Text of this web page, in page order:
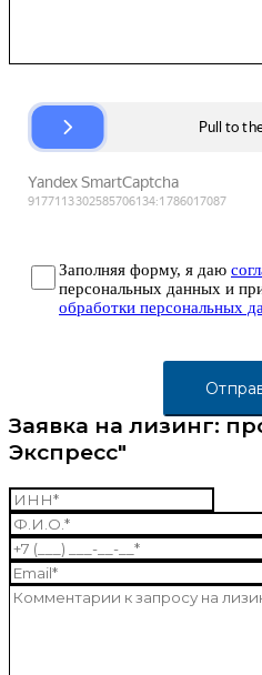
Заполняя форму, я даю
персональных данных и
обработки персональных
Заявка на лизинг:
Экспресс"